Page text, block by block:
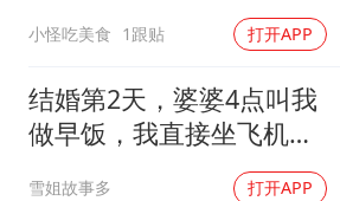
酒店回应车
乐享全民健
小怪吃美食 1跟贴 打开APP
结婚第2天，婆婆4点叫我
做早饭，我直接坐飞机回
家，老公一家懵了！
雪姐故事多 打开APP